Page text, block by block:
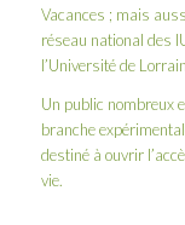
Vacances ; mais
réseau national des
l’Université de
Un public nombreux
branche
destiné à ouvrir
vie.